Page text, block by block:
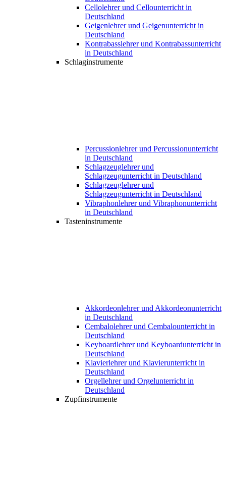
Cellolehrer und Cellounterricht in
Deutschland
Geigenlehrer und Geigenunterricht in
Deutschland
Kontrabasslehrer und Kontrabassunterricht
in Deutschland
Schlaginstrumente
Percussionlehrer und Percussionunterricht
in Deutschland
Schlagzeuglehrer und
Schlagzeugunterricht in Deutschland
Schlagzeuglehrer und
Schlagzeugunterricht in Deutschland
Vibraphonlehrer und Vibraphonunterricht
in Deutschland
Tasteninstrumente
Akkordeonlehrer und Akkordeonunterricht
in Deutschland
Cembalolehrer und Cembalounterricht in
Deutschland
Keyboardlehrer und Keyboardunterricht in
Deutschland
Klavierlehrer und Klavierunterricht in
Deutschland
Orgellehrer und Orgelunterricht in
Deutschland
Zupfinstrumente